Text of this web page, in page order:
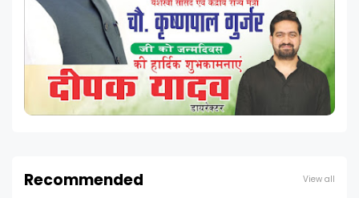
Recommended View all